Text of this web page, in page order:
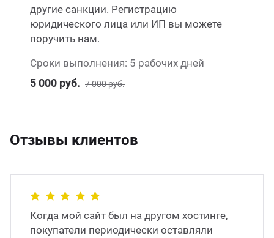
другие санкции. Регистрацию
юридического лица или ИП вы можете
поручить нам.
Сроки выполнения: 5 рабочих дней
5 000 руб. 7 000 руб.
Отзывы клиентов
Когда мой сайт был на другом хостинге,
покупатели периодически оставляли